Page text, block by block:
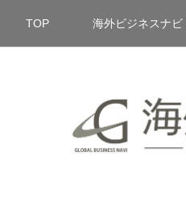
TOP 海外ビジネスナビ